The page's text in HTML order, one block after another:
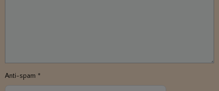
Anti-spam